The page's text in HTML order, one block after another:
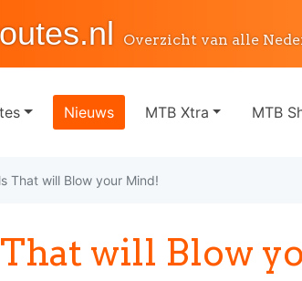
Overzicht van alle
Nieuws MTB Xtra MTB
That will Blow your Mind!
will Blow